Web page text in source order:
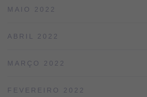
MAIO 2022
ABRIL 2022
MARÇO 2022
FEVEREIRO 2022